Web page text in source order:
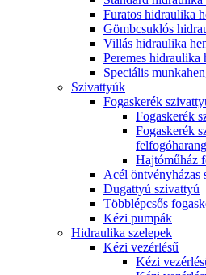
Furatos hidraulika
Gömbcsuklós
Villás hidraulika
Peremes hidraulika
Speciális
Szivattyúk
Fogaskerék
Fogaskerék
Fogaskerék
felfogóharang
Hajtóműház
Acél öntvényházas
Dugattyú szivattyú
Többlépcsős
Kézi pumpák
Hidraulika szelepek
Kézi vezérlésű
Kézi